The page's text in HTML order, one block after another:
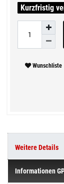
Kurzfristig
Wunschliste
Weitere Details
Informationen